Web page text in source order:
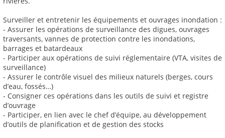
Surveiller et entretenir les équipements et ouvrages inondation :
- Assurer les opérations de surveillance des digues, ouvrages
traversants, vannes de protection contre les inondations,
barrages et batardeaux
- Participer aux opérations de suivi réglementaire (VTA, visites de
surveillance)
- Assurer le contrôle visuel des milieux naturels (berges, cours
d’eau, fossés…)
- Consigner ces opérations dans les outils de suivi et registre
d’ouvrage
- Participer, en lien avec le chef d’équipe, au développement
d’outils de planification et de gestion des stocks